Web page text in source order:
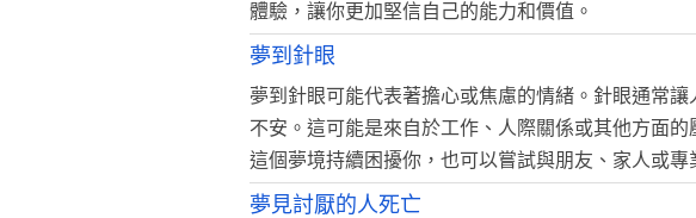
體驗，讓你更加堅信自己的能力和價值。
夢到針眼
夢到針眼可能代表著擔心或焦慮的情緒。針眼通常
不安。這可能是來自於工作、人際關係或其他方面
這個夢境持續困擾你，也可以嘗試與朋友、家人或專
夢見討厭的人死亡